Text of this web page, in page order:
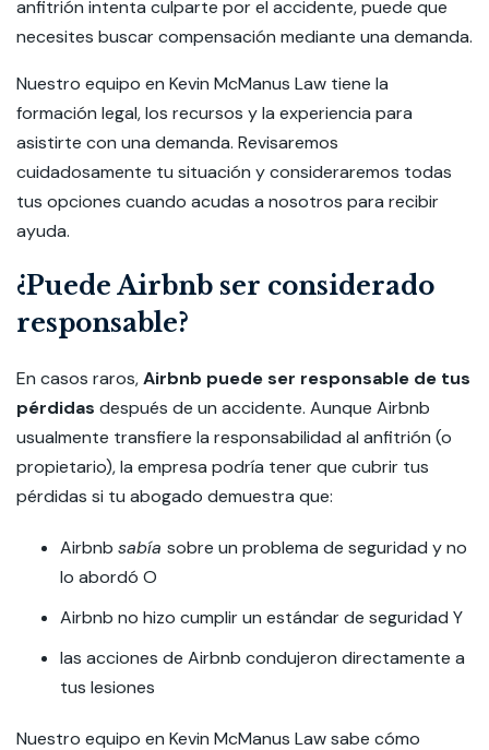
anfitrión intenta culparte por el accidente, puede que
necesites buscar compensación mediante una demanda.
Nuestro equipo en Kevin McManus Law tiene la
formación legal, los recursos y la experiencia para
asistirte con una demanda. Revisaremos
cuidadosamente tu situación y consideraremos todas
tus opciones cuando acudas a nosotros para recibir
ayuda.
¿Puede Airbnb ser considerado
responsable?
En casos raros,Airbnb puede ser responsable de tus
pérdidas después de un accidente. Aunque Airbnb
usualmente transfiere la responsabilidad al anfitrión (o
propietario), la empresa podría tener que cubrir tus
pérdidas si tu abogado demuestra que:
Airbnb sabía sobre un problema de seguridad y no
lo abordó O
Airbnb no hizo cumplir un estándar de seguridad Y
las acciones de Airbnb condujeron directamente a
tus lesiones
Nuestro equipo en Kevin McManus Law sabe cómo